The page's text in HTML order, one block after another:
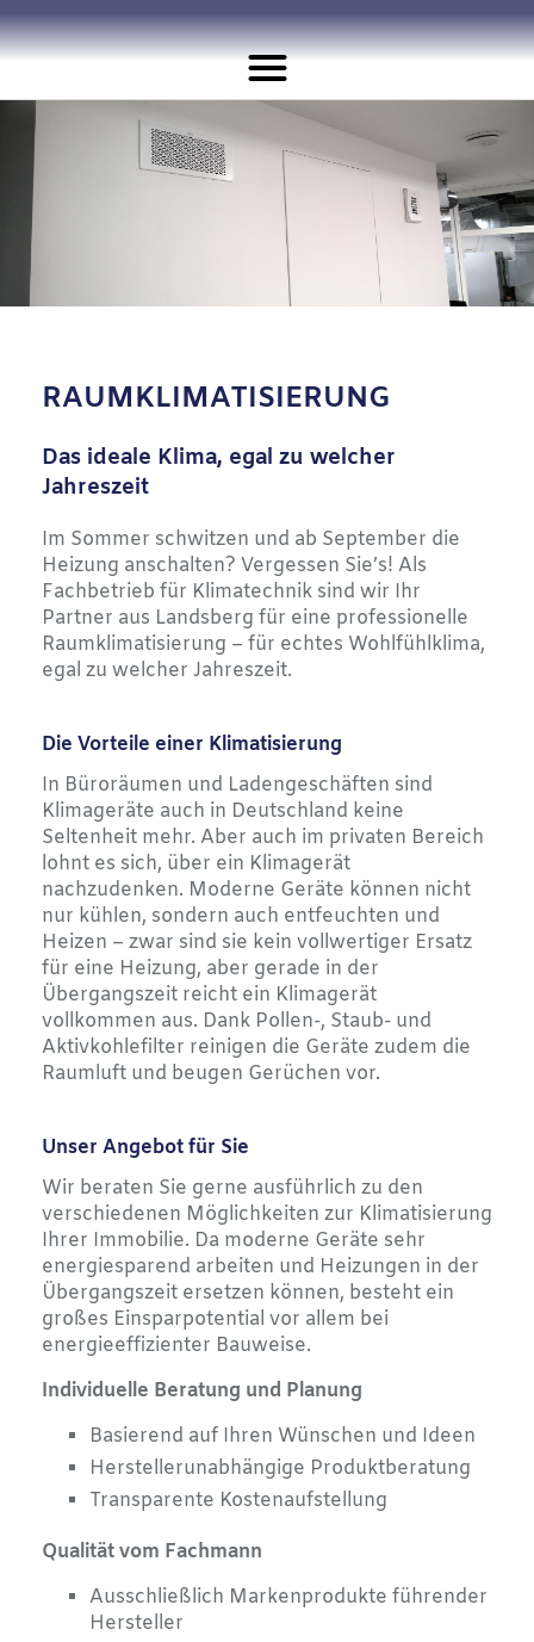
RAUMKLIMATISIERUNG
Das ideale Klima, egal zu welcher
Jahreszeit
Im Sommer schwitzen und ab September die
Heizung anschalten? Vergessen Sie’s! Als
Fachbetrieb für Klimatechnik sind wir Ihr
Partner aus Landsberg für eine professionelle
Raumklimatisierung – für echtes Wohlfühlklima,
egal zu welcher Jahreszeit.
Die Vorteile einer Klimatisierung
In Büroräumen und Ladengeschäften sind
Klimageräte auch in Deutschland keine
Seltenheit mehr. Aber auch im privaten Bereich
lohnt es sich, über ein Klimagerät
nachzudenken. Moderne Geräte können nicht
nur kühlen, sondern auch entfeuchten und
Heizen – zwar sind sie kein vollwertiger Ersatz
für eine Heizung, aber gerade in der
Übergangszeit reicht ein Klimagerät
vollkommen aus. Dank Pollen-, Staub- und
Aktivkohlefilter reinigen die Geräte zudem die
Raumluft und beugen Gerüchen vor.
Unser Angebot für Sie
Wir beraten Sie gerne ausführlich zu den
verschiedenen Möglichkeiten zur Klimatisierung
Ihrer Immobilie. Da moderne Geräte sehr
energiesparend arbeiten und Heizungen in der
Übergangszeit ersetzen können, besteht ein
großes Einsparpotential vor allem bei
energieeffizienter Bauweise.
Individuelle Beratung und Planung
Basierend auf Ihren Wünschen und Ideen
Herstellerunabhängige Produktberatung
Transparente Kostenaufstellung
Qualität vom Fachmann
Ausschließlich Markenprodukte führender
Hersteller